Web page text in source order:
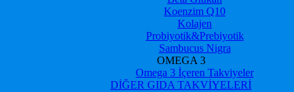
Koenzim Q10
Kolajen
Probiyotik&Prebiyotik
Sambucus Nigra
OMEGA 3
Omega 3 İçeren Takviyeler
DİĞER GIDA TAKVİYELERİ